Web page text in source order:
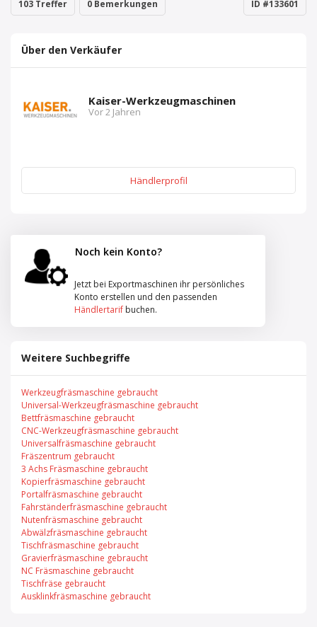
103 Treffer 0 Bemerkungen ID #133601
Über den Verkäufer
Kaiser-Werkzeugmaschinen
Vor 2 Jahren
Händlerprofil
Noch kein Konto?
Jetzt bei Exportmaschinen ihr persönliches
Konto erstellen und den passenden
Händlertarif buchen.
Weitere Suchbegriffe
Werkzeugfräsmaschine gebraucht
Universal-Werkzeugfräsmaschine gebraucht
Bettfräsmaschine gebraucht
CNC-Werkzeugfräsmaschine gebraucht
Universalfräsmaschine gebraucht
Fräszentrum gebraucht
3 Achs Fräsmaschine gebraucht
Kopierfräsmaschine gebraucht
Portalfräsmaschine gebraucht
Fahrständerfräsmaschine gebraucht
Nutenfräsmaschine gebraucht
Abwälzfräsmaschine gebraucht
Tischfräsmaschine gebraucht
Gravierfräsmaschine gebraucht
NC Fräsmaschine gebraucht
Tischfräse gebraucht
Ausklinkfräsmaschine gebraucht